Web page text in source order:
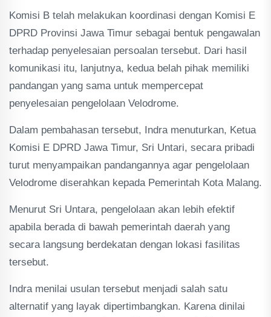
Komisi B telah melakukan koordinasi dengan Komisi E
DPRD Provinsi Jawa Timur sebagai bentuk pengawalan
terhadap penyelesaian persoalan tersebut. Dari hasil
komunikasi itu, lanjutnya, kedua belah pihak memiliki
pandangan yang sama untuk mempercepat
penyelesaian pengelolaan Velodrome.
Dalam pembahasan tersebut, Indra menuturkan, Ketua
Komisi E DPRD Jawa Timur, Sri Untari, secara pribadi
turut menyampaikan pandangannya agar pengelolaan
Velodrome diserahkan kepada Pemerintah Kota Malang.
Menurut Sri Untara, pengelolaan akan lebih efektif
apabila berada di bawah pemerintah daerah yang
secara langsung berdekatan dengan lokasi fasilitas
tersebut.
Indra menilai usulan tersebut menjadi salah satu
alternatif yang layak dipertimbangkan. Karena dinilai